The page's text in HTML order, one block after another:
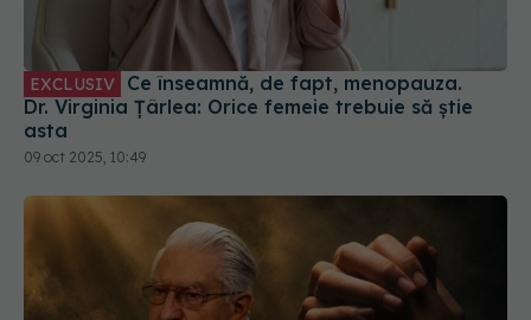
EXCLUSIV
Dr. Virginia Țârlea: Orice femeie trebuie să știe
asta
09 oct 2025, 10:49